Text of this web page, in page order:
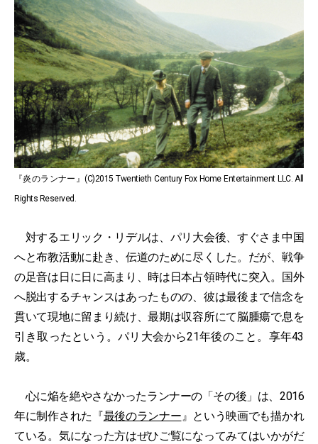
『炎のランナー』(C)2015 Twentieth Century Fox Home Entertainment LLC. All
Rights Reserved.
対するエリック・リデルは、パリ大会後、すぐさま中国
へと布教活動に赴き、伝道のために尽くした。だが、戦争
の足音は日に日に高まり、時は日本占領時代に突入。国外
へ脱出するチャンスはあったものの、彼は最後まで信念を
貫いて現地に留まり続け、最期は収容所にて脳腫瘍で息を
引き取ったという。パリ大会から21年後のこと。享年43
歳。
心に焔を絶やさなかったランナーの「その後」は、2016
年に制作された『最後のランナー』という映画でも描かれ
ている。気になった方はぜひご覧になってみてはいかがだ